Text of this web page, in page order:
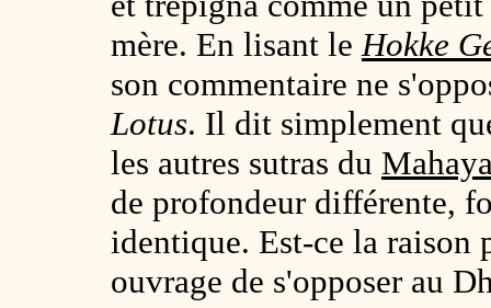
mère. En lisant leHokke
son commentaire ne
Lotus. Il dit simplement
les autres sutras du
de profondeur différente,
identique. Est-ce la raison
ouvrage de s'opposer au